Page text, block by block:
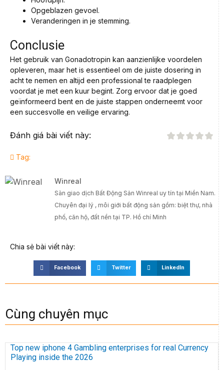
Opgeblazen gevoel.
Veranderingen in je stemming.
Conclusie
Het gebruik van Gonadotropin kan aanzienlijke voordelen
opleveren, maar het is essentieel om de juiste dosering in
acht te nemen en altijd een professional te raadplegen
voordat je met een kuur begint. Zorg ervoor dat je goed
geïnformeerd bent en de juiste stappen onderneemt voor
een succesvolle en veilige ervaring.
Đánh giá bài viết này:
Tag:
Winreal
Sàn giao dịch Bất Động Sản Winreal uy tín tại Miền Nam.
Chuyên đại lý , môi giới bất động sản gồm: biệt thự, nhà
phố, căn hộ, đất nền tại TP. Hồ chí Minh
Chia sẻ bài viết này:
Facebook Twitter LinkedIn
Cùng chuyên mục
Top new iphone 4 Gambling enterprises for real Currency
Playing inside the 2026